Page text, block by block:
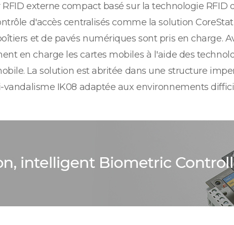
RFID externe compact basé sur la technologie
d'accès centralisés comme la solution
et de pavés numériques sont pris en charge.
en charge les cartes mobiles à l'aide des
La solution est abritée dans une structure
IK08 adaptée aux environnements